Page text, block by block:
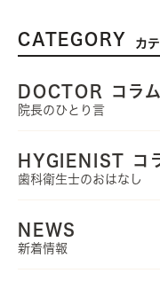
CATEGORY カ
DOCTOR コラム
院長のひとり言
HYGIENIST コ
歯科衛生士のおはなし
NEWS
新着情報